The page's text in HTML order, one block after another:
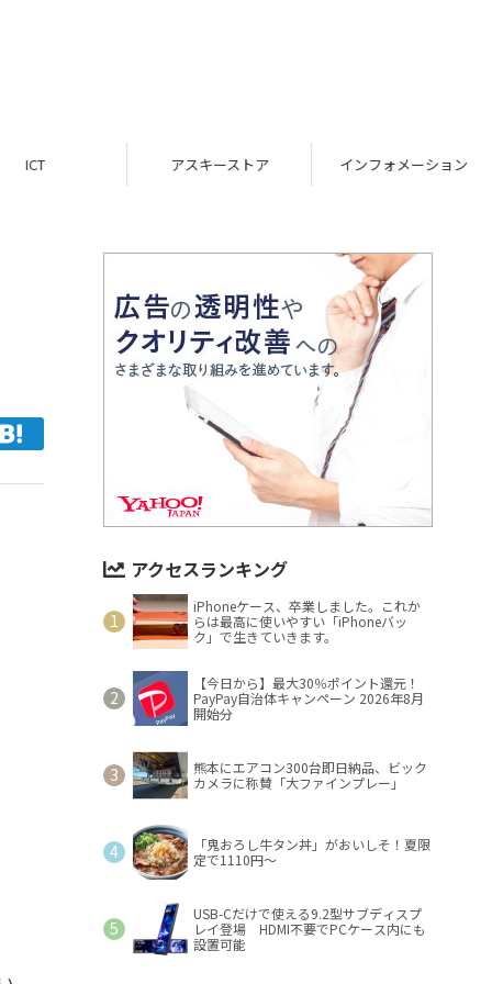
ICT アスキーストア インフォメーション
アクセスランキング
iPhoneケース、卒業しました。これか
らは最高に使いやすい「iPhoneバッ
ク」で生きていきます。
【今日から】最大30％ポイント還元！
PayPay自治体キャンペーン 2026年8月
開始分
熊本にエアコン300台即日納品、ビック
カメラに称賛「大ファインプレー」
「鬼おろし牛タン丼」がおいしそ！夏限
定で1110円～
USB-Cだけで使える9.2型サブディスプ
レイ登場 HDMI不要でPCケース内にも
設置可能